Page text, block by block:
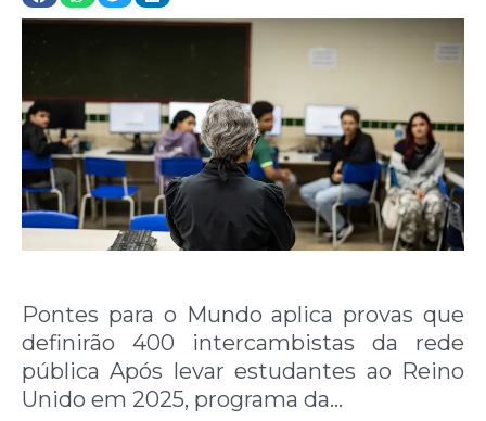
Pontes para o Mundo aplica provas que
definirão 400 intercambistas da rede
pública Após levar estudantes ao Reino
Unido em 2025, programa da…